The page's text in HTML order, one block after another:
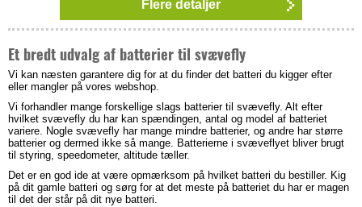
Flere detaljer
Et bredt udvalg af batterier til svævefly
Vi kan næsten garantere dig for at du finder det batteri du kigger efter
eller mangler på vores webshop.
Vi forhandler mange forskellige slags batterier til svævefly. Alt efter
hvilket svævefly du har kan spændingen, antal og model af batteriet
variere. Nogle svævefly har mange mindre batterier, og andre har større
batterier og dermed ikke så mange. Batterierne i svæveflyet bliver brugt
til styring, speedometer, altitude tæller.
Det er en god ide at være opmærksom på hvilket batteri du bestiller. Kig
på dit gamle batteri og sørg for at det meste på batteriet du har er magen
til det der står på dit nye batteri.